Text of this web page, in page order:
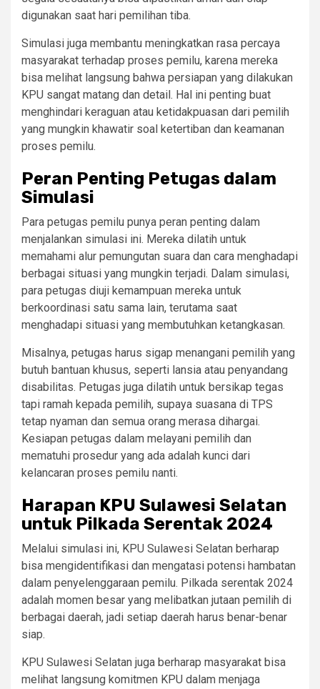
digunakan saat hari pemilihan tiba.
Simulasi juga membantu meningkatkan rasa percaya
masyarakat terhadap proses pemilu, karena mereka
bisa melihat langsung bahwa persiapan yang dilakukan
KPU sangat matang dan detail. Hal ini penting buat
menghindari keraguan atau ketidakpuasan dari pemilih
yang mungkin khawatir soal ketertiban dan keamanan
proses pemilu.
Peran Penting Petugas dalam
Simulasi
Para petugas pemilu punya peran penting dalam
menjalankan simulasi ini. Mereka dilatih untuk
memahami alur pemungutan suara dan cara menghadapi
berbagai situasi yang mungkin terjadi. Dalam simulasi,
para petugas diuji kemampuan mereka untuk
berkoordinasi satu sama lain, terutama saat
menghadapi situasi yang membutuhkan ketangkasan.
Misalnya, petugas harus sigap menangani pemilih yang
butuh bantuan khusus, seperti lansia atau penyandang
disabilitas. Petugas juga dilatih untuk bersikap tegas
tapi ramah kepada pemilih, supaya suasana di TPS
tetap nyaman dan semua orang merasa dihargai.
Kesiapan petugas dalam melayani pemilih dan
mematuhi prosedur yang ada adalah kunci dari
kelancaran proses pemilu nanti.
Harapan KPU Sulawesi Selatan
untuk Pilkada Serentak 2024
Melalui simulasi ini, KPU Sulawesi Selatan berharap
bisa mengidentifikasi dan mengatasi potensi hambatan
dalam penyelenggaraan pemilu. Pilkada serentak 2024
adalah momen besar yang melibatkan jutaan pemilih di
berbagai daerah, jadi setiap daerah harus benar-benar
siap.
KPU Sulawesi Selatan juga berharap masyarakat bisa
melihat langsung komitmen KPU dalam menjaga